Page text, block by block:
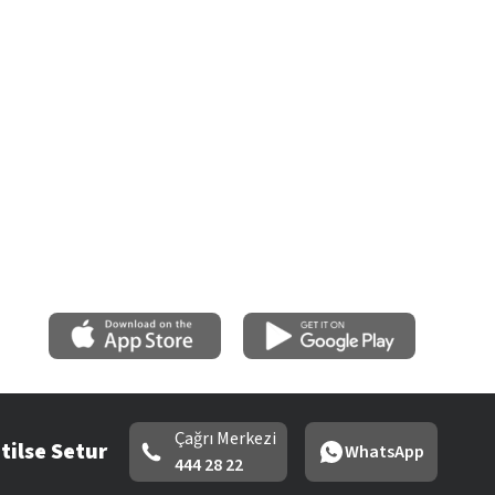
Setur
Çağrı Merkezi
444 28 22
WhatsApp